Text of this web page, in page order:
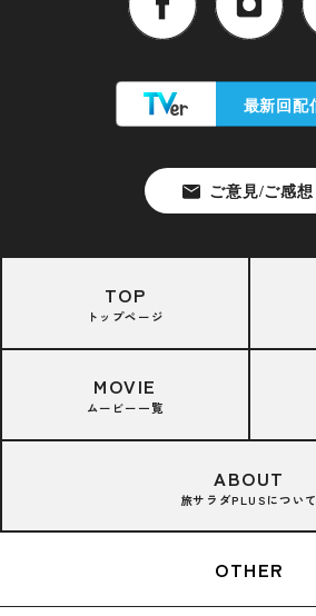
TOP
トップページ
MOVIE
ムービー一覧
ABOUT
旅サラダPLUSについて
OTHER